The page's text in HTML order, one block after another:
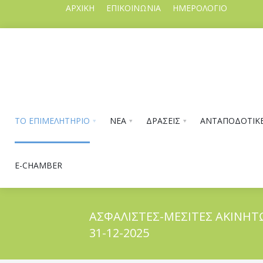
ΑΡΧΙΚΗ ΕΠΙΚΟΙΝΩΝΙΑ ΗΜΕΡΟΛΟΓΙΟ
ΤΟ ΕΠΙΜΕΛΗΤΗΡΙΟ ΝΕΑ ΔΡΑΣΕΙΣ
E-CHAMBER
ΑΣΦΑΛΙΣΤΕΣ-ΜΕΣΙΤΕΣ
31-12-2025